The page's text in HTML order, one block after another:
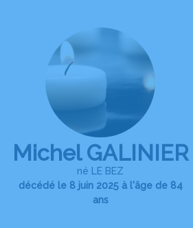
Michel GALINIER
né LE BEZ
décédé le 8 juin 2025 à l'âge de 84
ans